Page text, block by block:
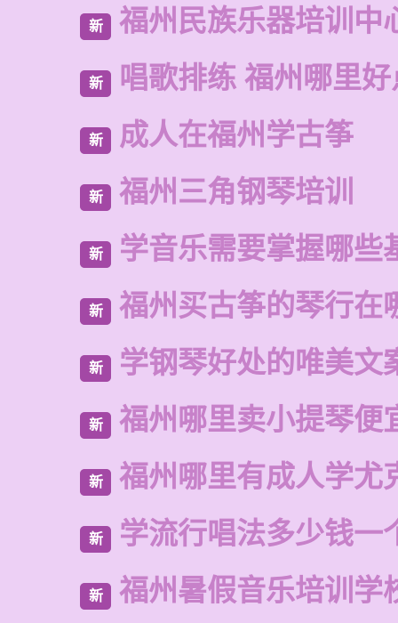
新 福州民族乐器培训中
新 唱歌排练 福州哪里
新 成人在福州学古筝
新 福州三角钢琴培训
新 学音乐需要掌握哪些
新 福州买古筝的琴行在
新 学钢琴好处的唯美文
新 福州哪里卖小提琴便
新 福州哪里有成人学尤
新 学流行唱法多少钱一
新 福州暑假音乐培训学